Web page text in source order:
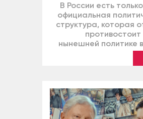
В России есть
официальная
структура, которая
противостоит
нынешней политике